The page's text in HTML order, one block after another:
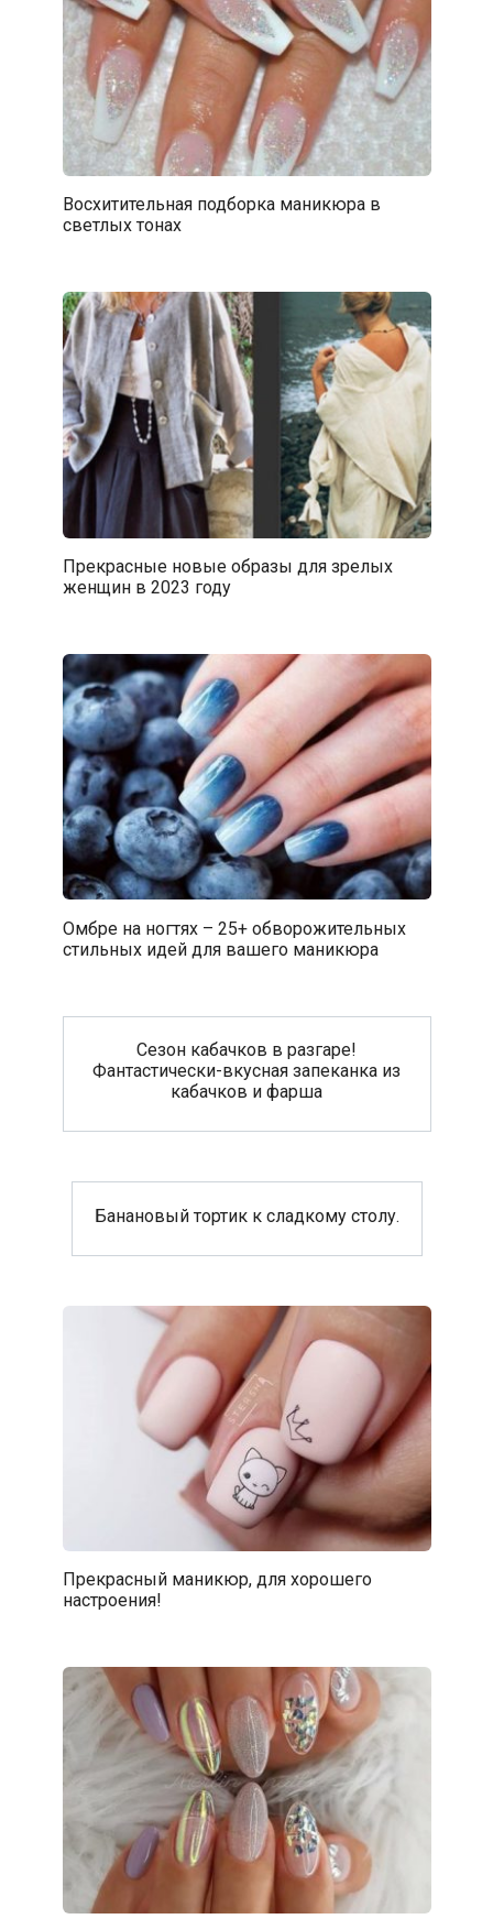
Восхитительная подборка маникюра в
светлых тонах
Прекрасные новые образы для зрелых
женщин в 2023 году
Омбре на ногтях – 25+ обворожительных
стильных идей для вашего маникюра
Сезон кабачков в разгаре!
Фантастически-вкусная запеканка из
кабачков и фарша
Банановый тортик к сладкому столу.
Прекрасный маникюр, для хорошего
настроения!